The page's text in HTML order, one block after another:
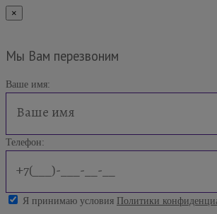
×
Мы Вам перезвоним
Ваше имя:
Телефон:
Я принимаю условия Политики